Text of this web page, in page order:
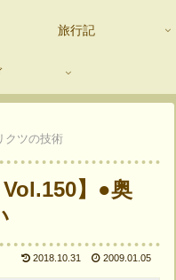
旅行記
クツの技術
Vol.150】●奥
2018.10.31 2009.01.05